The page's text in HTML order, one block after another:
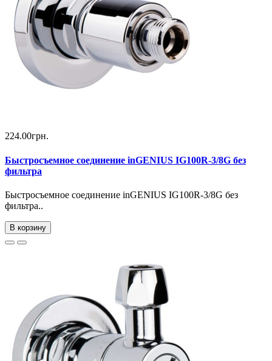
224.00грн.
Быстросъемное соединение inGENIUS IG100R-3/8G без
фильтра
Быстросъемное соединение inGENIUS IG100R-3/8G без
фильтра..
В корзину